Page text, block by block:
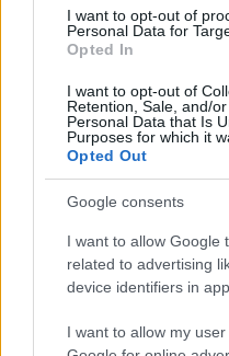
I want to opt-out of
Personal Data for
Opted In
I want to opt-out of
Retention, Sale, and/
Personal Data that Is
Purposes for which it
Opted Out
Google consents
I want to allow Google
related to advertising
device identifiers in
I want to allow my
Oxford. Una carriera
Cipro e, soprattutto, a
e di direttore generale
britannico dello stesso
due anni dopo. Dal
Mark Lyall Grant come
Permanent Secretary
sfida più difficile,
terminata la trattativa